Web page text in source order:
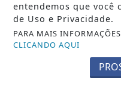
TECNOLOGIA
EDUCAÇÃO
entendemos que você
de Uso e Privacidade.
PARA MAIS
CLICANDO AQUI